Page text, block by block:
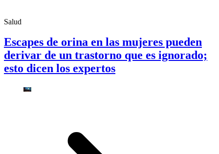
Salud
Escapes de orina en las mujeres pueden
derivar de un trastorno que es ignorado;
esto dicen los expertos